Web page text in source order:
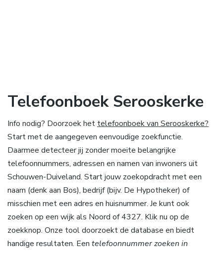
Telefoonboek Serooskerke
Info nodig? Doorzoek het telefoonboek van Serooskerke?
Start met de aangegeven eenvoudige zoekfunctie.
Daarmee detecteer jij zonder moeite belangrijke
telefoonnummers, adressen en namen van inwoners uit
Schouwen-Duiveland. Start jouw zoekopdracht met een
naam (denk aan Bos), bedrijf (bijv. De Hypotheker) of
misschien met een adres en huisnummer. Je kunt ook
zoeken op een wijk als Noord of 4327. Klik nu op de
zoekknop. Onze tool doorzoekt de database en biedt
handige resultaten. Een telefoonnummer zoeken in